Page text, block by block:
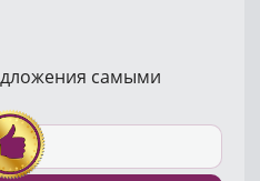
самыми